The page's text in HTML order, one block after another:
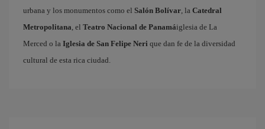
urbana y los monumentos como el Salón Bolívar , la Catedral
Metropolitana , el Teatro Nacional de Panamáiglesia de La
Merced o la Iglesia de San Felipe Neri que dan fe de la diversidad
cultural de esta rica ciudad.